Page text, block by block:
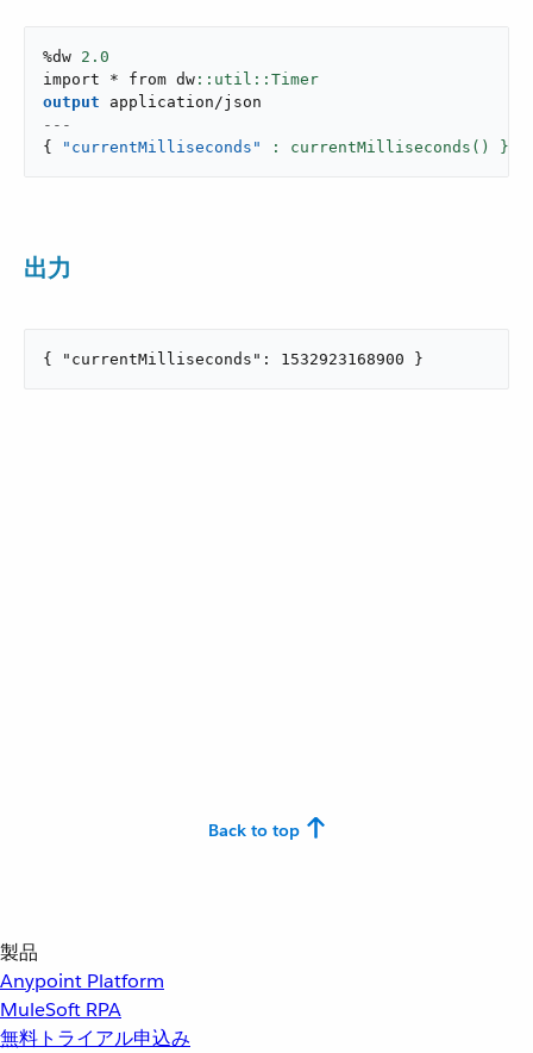
%dw 2.0
import * from dw
output
application/json
---
{
"currentMilliseconds" : currentMilliseconds() }
出力
{ "currentMilliseconds": 1532923168900 }
Back to top
製品
Anypoint Platform
MuleSoft RPA
無料トライアル申込み